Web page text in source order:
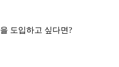
을 도입하고 싶다면?